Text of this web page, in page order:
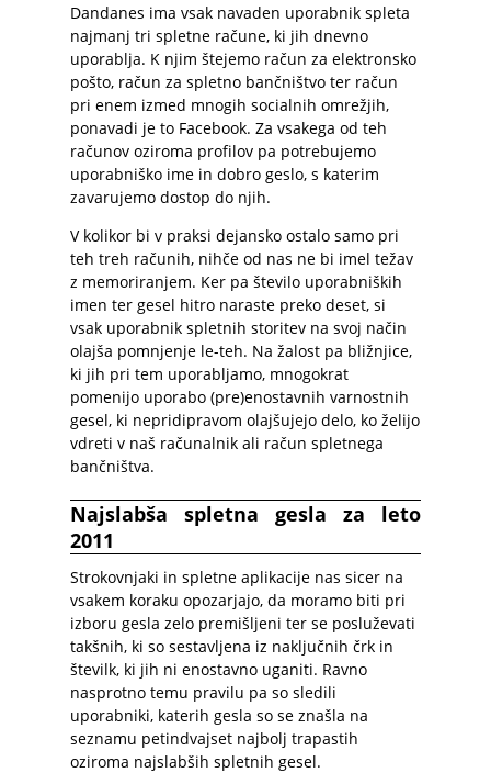
Dandanes ima vsak navaden uporabnik spleta
najmanj tri spletne račune, ki jih dnevno
uporablja. K njim štejemo račun za elektronsko
pošto, račun za spletno bančništvo ter račun
pri enem izmed mnogih socialnih omrežjih,
ponavadi je to Facebook. Za vsakega od teh
računov oziroma profilov pa potrebujemo
uporabniško ime in dobro geslo, s katerim
zavarujemo dostop do njih.
V kolikor bi v praksi dejansko ostalo samo pri
teh treh računih, nihče od nas ne bi imel težav
z memoriranjem. Ker pa število uporabniških
imen ter gesel hitro naraste preko deset, si
vsak uporabnik spletnih storitev na svoj način
olajša pomnjenje le-teh. Na žalost pa bližnjice,
ki jih pri tem uporabljamo, mnogokrat
pomenijo uporabo (pre)enostavnih varnostnih
gesel, ki nepridipravom olajšujejo delo, ko želijo
vdreti v naš računalnik ali račun spletnega
bančništva.
Najslabša spletna gesla za leto
2011
Strokovnjaki in spletne aplikacije nas sicer na
vsakem koraku opozarjajo, da moramo biti pri
izboru gesla zelo premišljeni ter se posluževati
takšnih, ki so sestavljena iz naključnih črk in
številk, ki jih ni enostavno uganiti. Ravno
nasprotno temu pravilu pa so sledili
uporabniki, katerih gesla so se znašla na
seznamu petindvajset najbolj trapastih
oziroma najslabših spletnih gesel.